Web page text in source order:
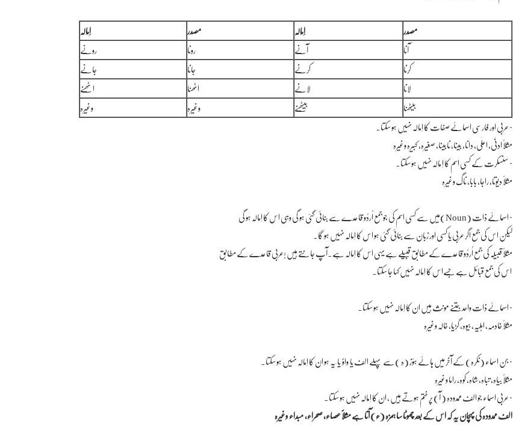
مصدر
اِمَالَہ مصدر
اِمَالَہ
آنا
آنے رونا
رونے
کرنا
کرنے جانا
جانے
لانا
لانے اٹھنا
اٹھنے
بیٹھنا
بیٹھنے وغیرہ
وغیرہ
· عربی اور فارسی اسمائے صفات کا اِمَالَہ نہیں ہو سکتا۔
مثلاً ادنٰی، اعلٰی، دانا، بینا، نابینا، صغیرہ، کبیرہ وغیرہ
· سنسکرت کے کسی اسم کا اِ مَالَہ نہیں ہو سکتا۔
مثلاً دیوتا، راجا، بابا، ناگ وغیرہ
· اسمائے ذات (Noun)میں سے کسی اسم کی جو جمع اُردُو قاعدے سے بنائی گئی ہو گی وہی اس کا اِمَالَہ ہو گی
لیکن اس کی جمع اگر عربی یا کسی اور زبان سے بنائی گئی ہو اس کا اِمَالَہ نہیں ہو گا۔
مثلاً قبیلہ کی جمع اُردُو قاعدے کے مطابق قبیلے ہے یہی اس کا اِمَالہ ہے۔آپ جانتے ہیں !عربی قاعدے کے مطابق
اس کی جمع قبائل ہے جسےاس کا اِمَالَہ نہیں کہا جا سکتا۔
· اسمائے ذات واحدجتنے مونث ہیں ان کا اِمَالَہ نہیں ہو سکتا۔
مثلاً خادمہ، اہلیہ، بیوہ، گڑیا، خالہ وغیرہ
· جن اسماء (نکرہ) کے آخر میں ہائے ہوّز (ہ )سے پہلے الف یا واؤ یا یہ ہو ان کا اِمَالَہ نہیں ہو سکتا۔
مثلاً بیاہ، تباہ، شاہ، کوہ، راما وغیرہ
· عربی اسماء جو الف ممدودہ ( آ) پر ختم ہوتے ہیں ، ان کا اِمَالَہ نہیں ہو سکتا۔
الف ممدودہ کی پہچان یہ کہ اس کے بعد چھوٹا سا ہمزہ (ء) آتا ہے مثلاً عصاء، صحراء، مبداء وغیرہ